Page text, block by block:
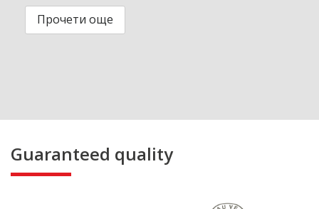
Прочети още
Guaranteed quality